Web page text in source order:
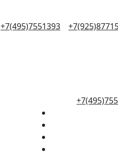
+7(495)7551393